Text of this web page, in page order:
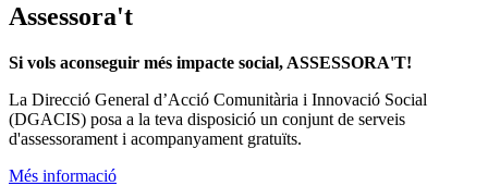
Assessora't
Si vols aconseguir més impacte social, ASSESSORA'T!
La Direcció General d’Acció Comunitària i Innovació Social
(DGACIS) posa a la teva disposició un conjunt de serveis
d'assessorament i acompanyament gratuïts.
Més informació